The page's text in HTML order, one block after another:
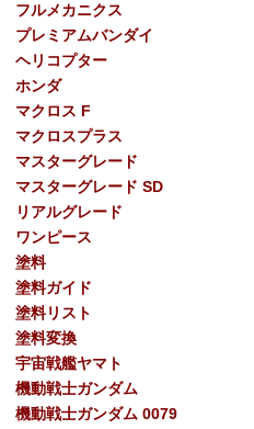
フルメカニクス
プレミアムバンダイ
ヘリコプター
ホンダ
マクロス F
マクロスプラス
マスターグレード
マスターグレード SD
リアルグレード
ワンピース
塗料
塗料ガイド
塗料リスト
塗料変換
宇宙戦艦ヤマト
機動戦士ガンダム
機動戦士ガンダム 0079